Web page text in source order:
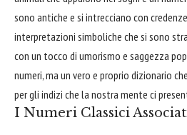
sono antiche e si intrecciano con
interpretazioni simboliche che si sono
con un tocco di umorismo e saggezza
numeri, ma un vero e proprio dizionario
per gli indizi che la nostra mente ci
I Numeri Classici